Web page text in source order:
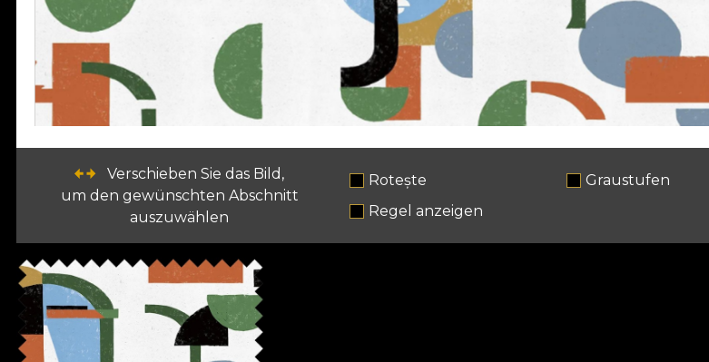
Verschieben Sie das Bild,
um den gewünschten Abschnitt
auszuwählen
Rotește
Graustufen
Regel anzeigen